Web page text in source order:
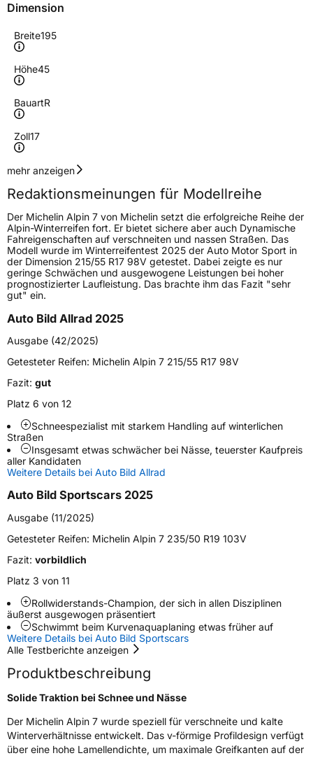
Dimension
Breite195
Höhe45
BauartR
Zoll17
Geschwindigkeitsindex
Höchstgeschwindigkeit
240 km/h
Lastindex81
Höchstlast462 kg
Gewicht (in kg)7,750 kg
FahrzeugtypPKW
VerwendungWinterreifen
Modellname
FahrzeugartPKW & SUV
Weitere Eigenschaften
SchlauchtypTL
ZustandNeureifen
M+SJa
EU Label
NasshaftungB
B
Rollgeräusch (dB) 71
3PMSF / Schneeflockensymbol / Alpine-SymbolJa
mehr anzeigen
Redaktionsmeinungen für Modellreihe
Der Michelin Alpin 7 von Michelin setzt die erfolgreiche Reihe der
Alpin-Winterreifen fort. Er bietet sichere aber auch Dynamische
Fahreigenschaften auf verschneiten und nassen Straßen. Das
Modell wurde im Winterreifentest 2025 der Auto Motor Sport in
der Dimension 215/55 R17 98V getestet. Dabei zeigte es nur
geringe Schwächen und ausgewogene Leistungen bei hoher
prognostizierter Laufleistung. Das brachte ihm das Fazit "sehr
gut" ein.
Auto Bild Allrad 2025
Ausgabe (42/2025)
Getesteter Reifen: Michelin Alpin 7 215/55 R17 98V
Fazit: gut
Platz 6 von 12
Schneespezialist mit starkem Handling auf winterlichen
Straßen
Insgesamt etwas schwächer bei Nässe, teuerster Kaufpreis
aller Kandidaten
Weitere Details bei Auto Bild Allrad
Auto Bild Sportscars 2025
Ausgabe (11/2025)
Getesteter Reifen: Michelin Alpin 7 235/50 R19 103V
Fazit: vorbildlich
Platz 3 von 11
Rollwiderstands-Champion, der sich in allen Disziplinen
äußerst ausgewogen präsentiert
Schwimmt beim Kurvenaquaplaning etwas früher auf
Weitere Details bei Auto Bild Sportscars
Alle Testberichte anzeigen
Produktbeschreibung
Solide Traktion bei Schnee und Nässe
Der Michelin Alpin 7 wurde speziell für verschneite und kalte
Winterverhältnisse entwickelt. Das v-förmige Profildesign verfügt
über eine hohe Lamellendichte, um maximale Greifkanten auf der